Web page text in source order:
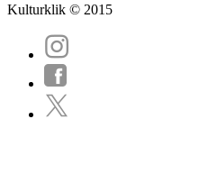
Kulturklik © 2015